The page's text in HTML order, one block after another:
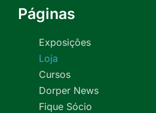
Páginas
Exposições
Loja
Cursos
Dorper News
Fique Sócio